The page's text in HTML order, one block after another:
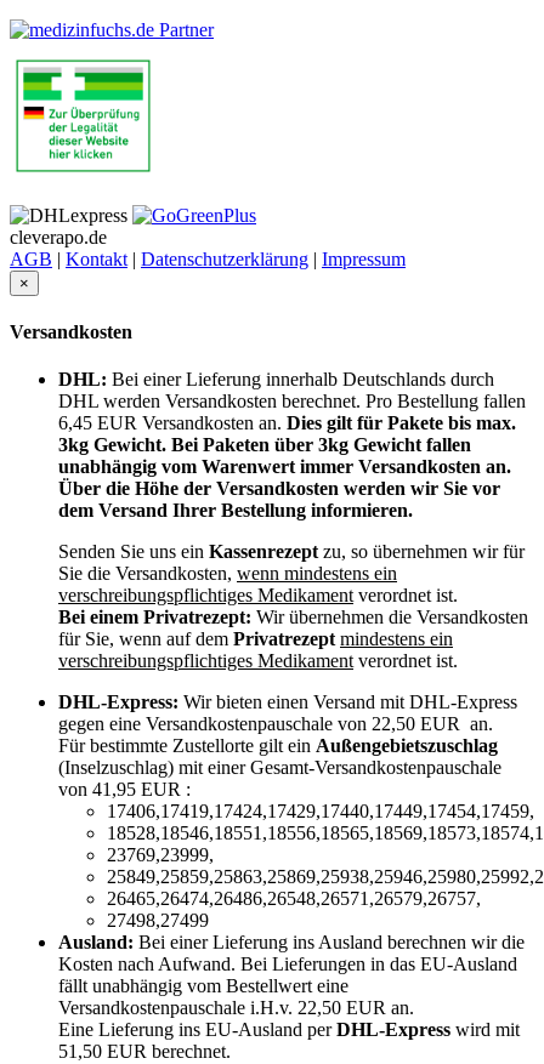
cleverapo.de
AGB | Kontakt | Datenschutzerklärung | Impressum
×
Versandkosten
DHL: Bei einer Lieferung innerhalb Deutschlands durch
DHL werden Versandkosten berechnet. Pro Bestellung fallen
6,45 EUR Versandkosten an. Dies gilt für Pakete bis max.
3kg Gewicht. Bei Paketen über 3kg Gewicht fallen
unabhängig vom Warenwert immer Versandkosten an.
Über die Höhe der Versandkosten werden wir Sie vor
dem Versand Ihrer Bestellung informieren.
Senden Sie uns ein Kassenrezeptzu, so übernehmen wir für
Sie die Versandkosten, wenn mindestens ein
verschreibungspflichtiges Medikamentverordnet ist.
Bei einem Privatrezept: Wir übernehmen die Versandkosten
für Sie, wenn auf dem Privatrezept mindestens ein
verschreibungspflichtiges Medikamentverordnet ist.
DHL-Express: Wir bieten einen Versand mit DHL-Express
gegen eine Versandkostenpauschale von 22,50 EUR an.
Für bestimmte Zustellorte gilt ein Außengebietszuschlag
(Inselzuschlag) mit einer Gesamt-Versandkostenpauschale
von 41,95 EUR :
17406,17419,17424,17429,17440,17449,17454,17459,
23769,23999,
26465,26474,26486,26548,26571,26579,26757,
27498,27499
Ausland: Bei einer Lieferung ins Ausland berechnen wir die
Kosten nach Aufwand. Bei Lieferungen in das EU-Ausland
fällt unabhängig vom Bestellwert eine
Versandkostenpauschale i.H.v. 22,50 EUR an.
Eine Lieferung ins EU-Ausland perDHL-Express wird mit
51,50 EUR berechnet.